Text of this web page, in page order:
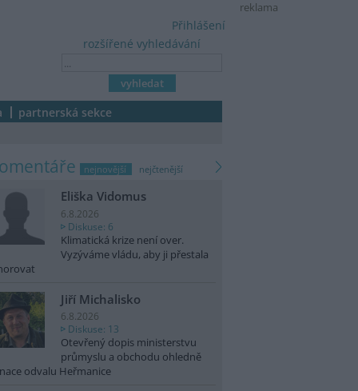
reklama
rozšířené vyhledávání
Přihlášení
partnerská sekce
nejnovější nejčtenější
Eliška Vidomus
6.8.2026
Diskuse: 6
Klimatická krize není over.
Vyzýváme vládu, aby ji přestala
Jiří Michalisko
6.8.2026
Diskuse: 13
Otevřený dopis ministerstvu
průmyslu a obchodu ohledně
odvalu Heřmanice